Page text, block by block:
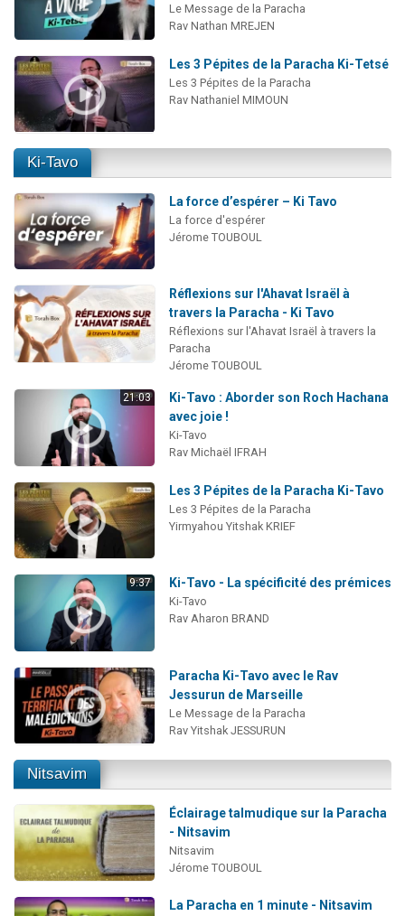
Le Message de la Paracha
Rav Nathan MREJEN
Les 3 Pépites de la Paracha Ki-Tetsé
Les 3 Pépites de la Paracha
Rav Nathaniel MIMOUN
Ki-Tavo
La force d’espérer – Ki Tavo
La force d'espérer
Jérome TOUBOUL
Réflexions sur l'Ahavat Israël à
travers la Paracha - Ki Tavo
Réflexions sur l'Ahavat Israël à travers la
Paracha
Jérome TOUBOUL
21:03
Ki-Tavo : Aborder son Roch Hachana
avec joie !
Ki-Tavo
Rav Michaël IFRAH
Les 3 Pépites de la Paracha Ki-Tavo
Les 3 Pépites de la Paracha
Yirmyahou Yitshak KRIEF
9:37 Ki-Tavo - La spécificité des prémices
Ki-Tavo
Rav Aharon BRAND
Paracha Ki-Tavo avec le Rav
Jessurun de Marseille
Le Message de la Paracha
Rav Yitshak JESSURUN
Nitsavim
Éclairage talmudique sur la Paracha
- Nitsavim
Nitsavim
Jérome TOUBOUL
La Paracha en 1 minute - Nitsavim